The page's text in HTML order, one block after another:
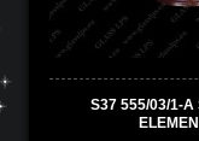
S37 555/03/1-A